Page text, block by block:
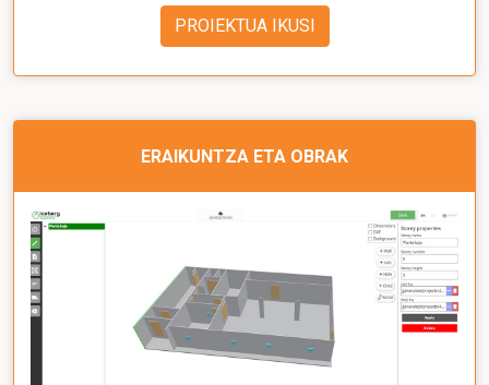
PROIEKTUA IKUSI
ERAIKUNTZA ETA OBRAK